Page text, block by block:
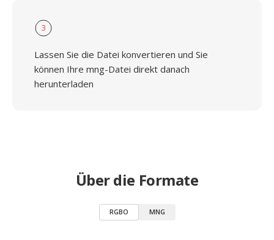
3
Lassen Sie die Datei konvertieren und Sie
können Ihre mng-Datei direkt danach
herunterladen
Über die Formate
RGBO MNG